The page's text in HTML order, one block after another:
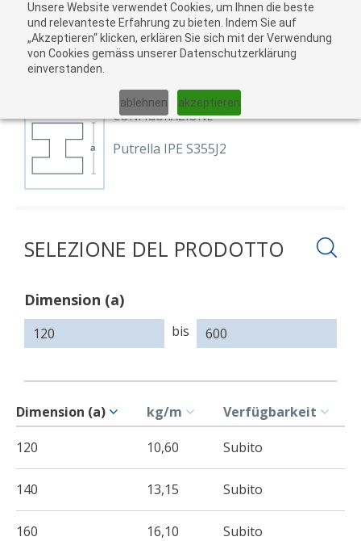
Unsere Website verwendet Cookies, um Ihnen die beste
und relevanteste Erfahrung zu bieten. Indem Sie auf
„Akzeptieren“ klicken, erklären Sie sich mit der Verwendung
von Cookies gemäss unserer Datenschutzerklärung
einverstanden.
ablehnen akzeptieren
01 02
CONFIGURAZIONE
Putrella IPE S355J2
SELEZIONE DEL PRODOTTO
Dimension (a)
bis (a)
Dimension (a) kg/m
Verfügbarkeit
120
10,60 Subito
140 13,15 Subito
160 16,10 Subito